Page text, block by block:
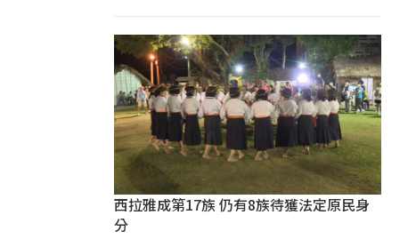
西拉雅成第17族 仍有8族待獲法定原民身
分